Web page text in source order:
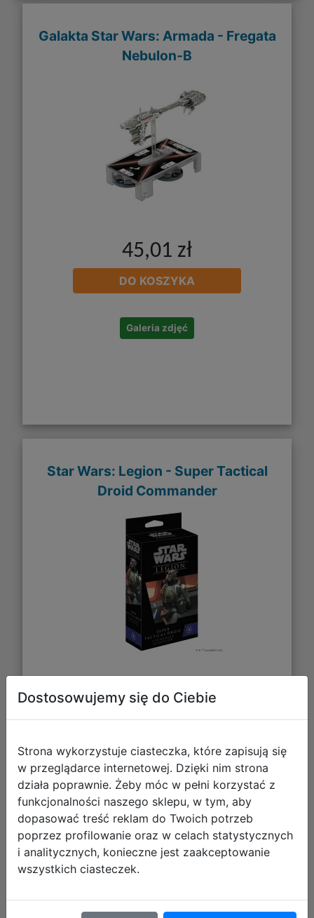
Galakta Star Wars: Armada - Fregata
Nebulon-B
45,01 zł
DO KOSZYKA
Galeria zdjęć
Star Wars: Legion - Super Tactical
Droid Commander
82,75 zł
DO KOSZYKA
Galeria zdjęć
Star Wars: Legion - Priority Supplies
Dostosowujemy się do Ciebie
Strona wykorzystuje ciasteczka, które zapisują się
w przeglądarce internetowej. Dzięki nim strona
działa poprawnie. Żeby móc w pełni korzystać z
funkcjonalności naszego sklepu, w tym, aby
dopasować treść reklam do Twoich potrzeb
poprzez profilowanie oraz w celach statystycznych
i analitycznych, konieczne jest zaakceptowanie
wszystkich ciasteczek.